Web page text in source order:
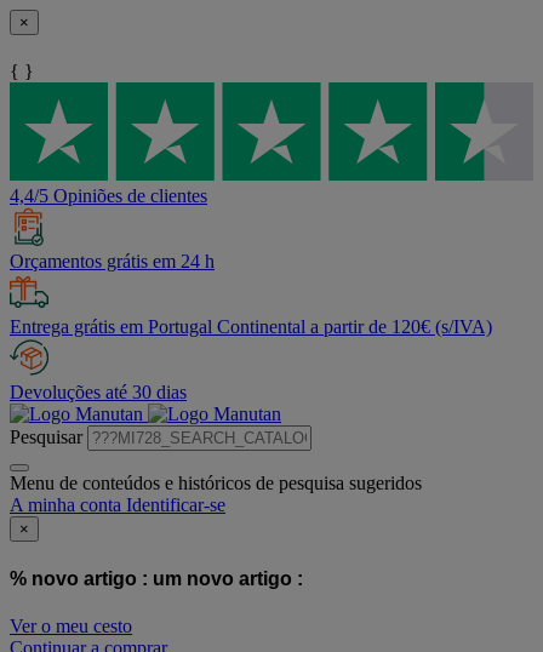
×
{ }
4,4/5 Opiniões de clientes
Orçamentos grátis em 24 h
Entrega grátis em Portugal Continental a partir de 120€ (s/IVA)
Devoluções até 30 dias
Pesquisar
Menu de conteúdos e históricos de pesquisa sugeridos
A minha conta Identificar-se
×
% novo artigo : um novo artigo :
Ver o meu cesto
Continuar a comprar